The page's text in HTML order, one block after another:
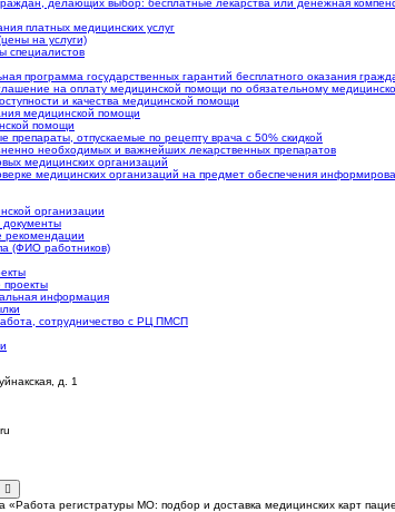
делающих выбор: бесплатные лекарства или денежная
платных медицинских услуг
на услуги)
специалистов
программа государственных гарантий бесплатного оказания
на оплату медицинской помощи по обязательному
и качества медицинской помощи
медицинской помощи
помощи
препараты, отпускаемые по рецепту врача с 50% скидкой
необходимых и важнейших лекарственных препаратов
медицинских организаций
медицинских организаций на предмет обеспечения
организации
рекомендации
(ФИО работников)
информация
сотрудничество с РЦ ПМСП
д. 1
«Работа регистратуры МО: подбор и доставка медицинских карт